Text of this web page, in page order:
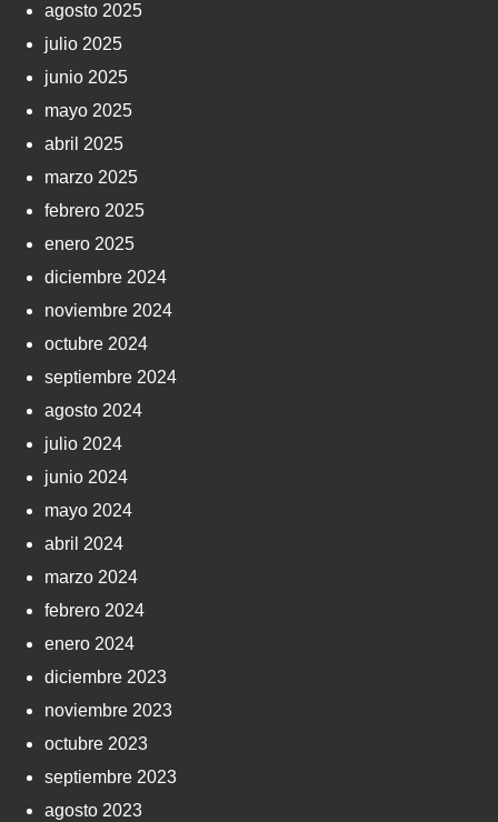
agosto 2025
julio 2025
junio 2025
mayo 2025
abril 2025
marzo 2025
febrero 2025
enero 2025
diciembre 2024
noviembre 2024
octubre 2024
septiembre 2024
agosto 2024
julio 2024
junio 2024
mayo 2024
abril 2024
marzo 2024
febrero 2024
enero 2024
diciembre 2023
noviembre 2023
octubre 2023
septiembre 2023
agosto 2023